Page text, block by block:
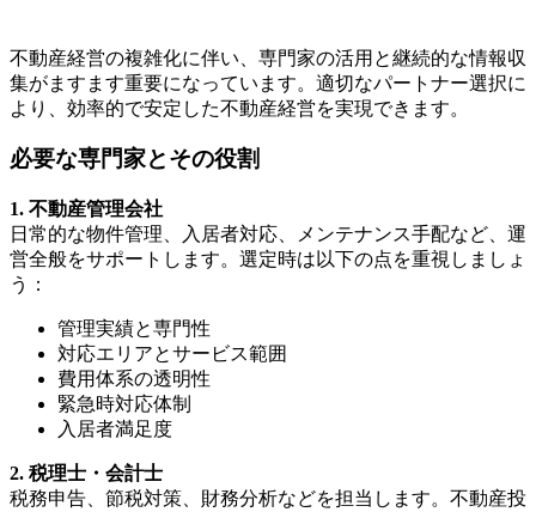
不動産経営の複雑化に伴い、専門家の活用と継続的な情報収
集がますます重要になっています。適切なパートナー選択に
より、効率的で安定した不動産経営を実現できます。
必要な専門家とその役割
1. 不動産管理会社
日常的な物件管理、入居者対応、メンテナンス手配など、運
営全般をサポートします。選定時は以下の点を重視しましょ
う：
管理実績と専門性
対応エリアとサービス範囲
費用体系の透明性
緊急時対応体制
入居者満足度
2. 税理士・会計士
税務申告、節税対策、財務分析などを担当します。不動産投